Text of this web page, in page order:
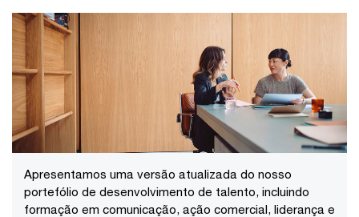
Apresentamos uma versão atualizada do nosso
portefólio de desenvolvimento de talento, incluindo
formação em comunicação, ação comercial, liderança e